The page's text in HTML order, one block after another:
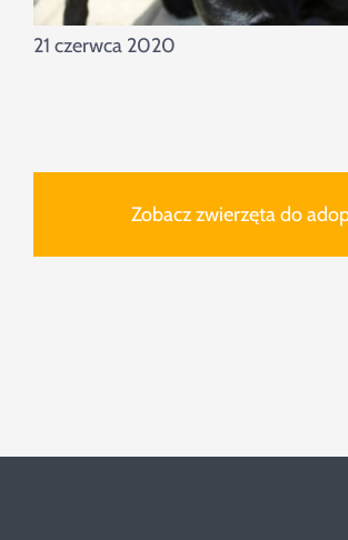
21 czerwca 2020
Zobacz zwierzęta do